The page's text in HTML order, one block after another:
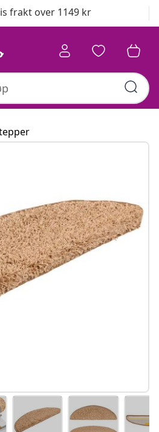
frakt over 1149 kr